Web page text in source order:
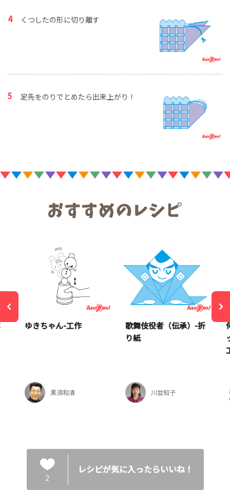
くつしたの形に切り離す
足先をのりでとめたら出来上がり！
ゆきちゃん-工作
黒須和清
歌舞伎役者（伝承）-折
り紙
川並知子
2
レシピが気に入ったらいいね！